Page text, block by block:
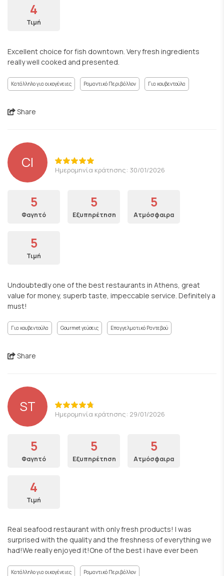
4
Τιμή
Excellent choice for fish downtown. Very fresh ingredients
really well cooked and presented.
Κατάλληλο για οικογένειες Ρομαντικό Περιβάλλον Για κουβεντούλα
Share
CI Ημερομηνία κράτησης: 30/01/2026
5
Φαγητό
5
Εξυπηρέτηση
5
Ατμόσφαιρα
5
Τιμή
Undoubtedly one of the best restaurants in Athens, great
value for money, superb taste, impeccable service. Definitely a
must!
Για κουβεντούλα Gourmet γεύσεις Επαγγελματικό Ραντεβού
Share
ST Ημερομηνία κράτησης: 29/01/2026
5
Φαγητό
5
Εξυπηρέτηση
5
Ατμόσφαιρα
4
Τιμή
Real seafood restaurant with only fresh products! I was
surprised with the quality and the freshness of everything we
had!We really enjoyed it!One of the best i have ever been
Κατάλληλο για οικογένειες Ρομαντικό Περιβάλλον